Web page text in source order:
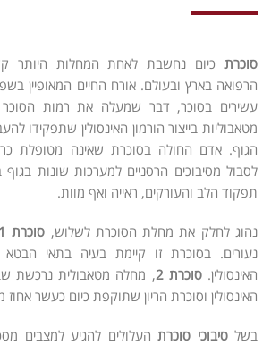
סוכרת כיום נחשבת לאחת המחלות היותר
הרפואה בארץ ובעולם. אורח החיים המאופיין
עשירים בסוכר, דבר שמעלה את רמות הסוכר
מטאבוליות בייצור הורמון האינסולין שתפקידו
הגוף. אדם החולה בסוכרת שאינה מטופלת
לסבול מסיבוכים הרסניים למערכות שונות
תפקוד הלב והעורקים, ראייה ואף מוות.
נהוג לחלק את מחלת הסוכרת לשלוש, סוכרת 1
נעורים. בסוכרת זו קיימת בעיה בתאי
האינסולין.סוכרת 2, מחלה מטאבולית נרכשת
האינסולין וסוכרת הריון שתוקפת כיום כעשר אחוז
בשלסיבוכי סוכרתהעלולים להגיע למצבים